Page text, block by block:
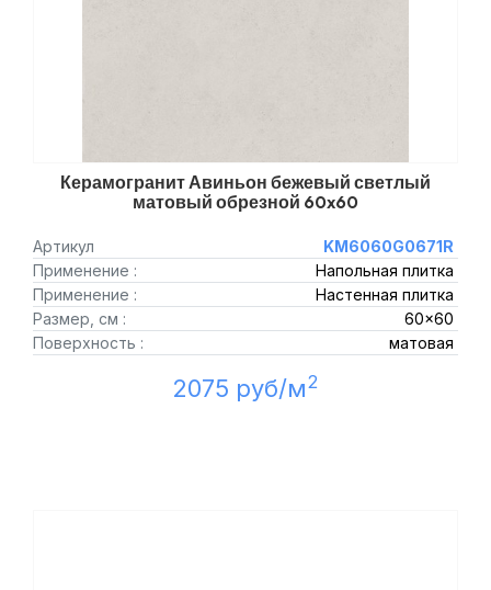
Керамогранит Авиньон бежевый светлый
матовый обрезной 60x60
Артикул
KM6060G0671R
Применение :
Напольная плитка
Применение :
Настенная плитка
Размер, см :
60x60
Поверхность :
матовая
2075 руб/м2